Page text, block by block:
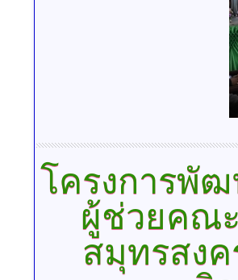
โครงการพั
ผู้ช่วยคณ
สมุทรสง